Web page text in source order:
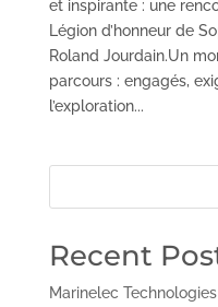
et inspirante : une
Légion d’honneur de
Roland Jourdain.Un
parcours : engagés,
l’exploration...
Recent
Marinelec